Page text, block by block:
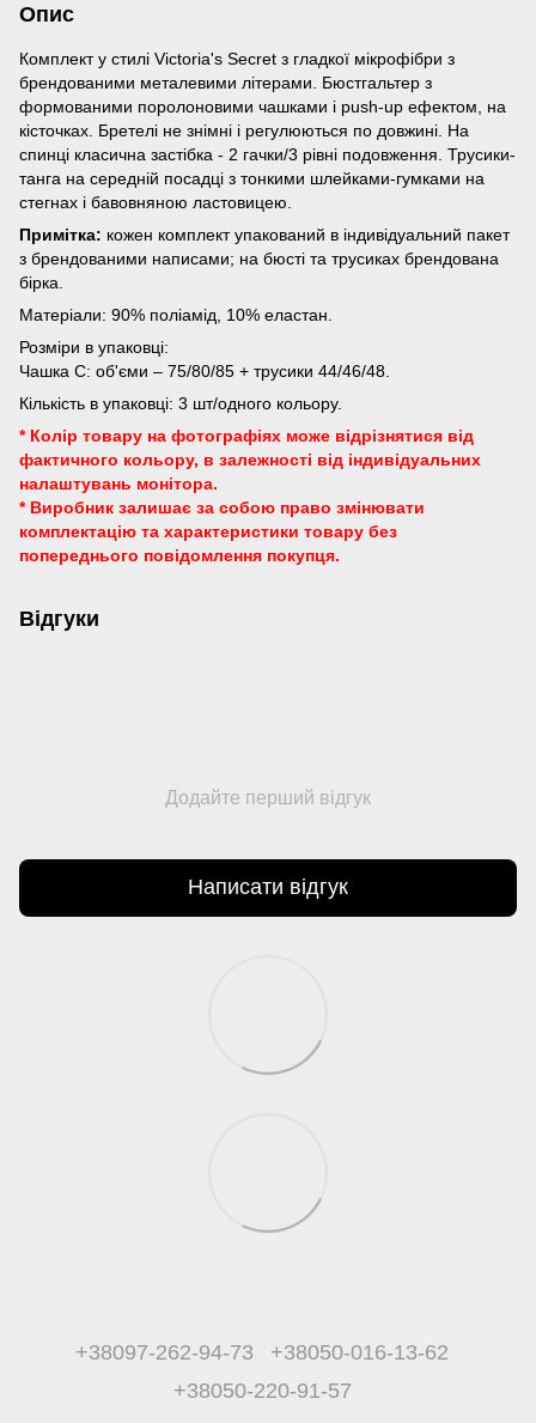
Опис
Комплект у стилі Victoria's Secret з гладкої мікрофібри з
брендованими металевими літерами. Бюстгальтер з
формованими поролоновими чашками і push-up ефектом, на
кісточках. Бретелі не знімні і регулюються по довжині. На
спинці класична застібка - 2 гачки/3 рівні подовження. Трусики-
танга на середній посадці з тонкими шлейками-гумками на
стегнах і бавовняною ластовицею.
Примітка: кожен комплект упакований в індивідуальний пакет
з брендованими написами; на бюсті та трусиках брендована
бірка.
Матеріали: 90% поліамід, 10% еластан.
Розміри в упаковці:
Чашка C: об'єми – 75/80/85 + трусики 44/46/48.
Кількість в упаковці: 3 шт/одного кольору.
* Колір товару на фотографіях може відрізнятися від
фактичного кольору, в залежності від індивідуальних
налаштувань монітора.
* Виробник залишає за собою право змінювати
комплектацію та характеристики товару без
попереднього повідомлення покупця.
Відгуки
Додайте перший відгук
Написати відгук
+38097-262-94-73
+38050-016-13-62
+38050-220-91-57